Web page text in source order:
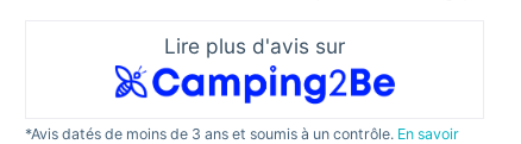
Lire plus d'avis sur
*Avis datés de moins de 3 ans et soumis à un contrôle. En savoir